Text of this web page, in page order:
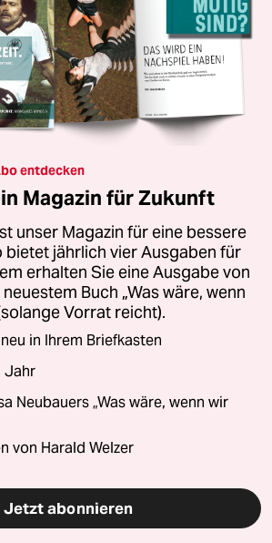
entdecken
Magazin für Zukunft
unser Magazin für eine bessere
bietet jährlich vier Ausgaben für
erhalten Sie eine Ausgabe von
Buch „Was wäre, wenn
Vorrat reicht).
in Ihrem Briefkasten
Jahr
Neubauers „Was wäre, wenn wir
von Harald Welzer
Jetzt abonnieren